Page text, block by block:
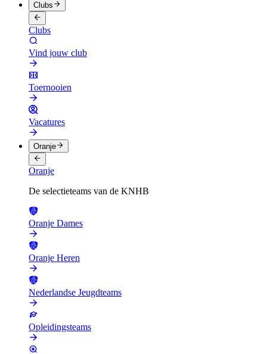
Clubs
Clubs
Vind jouw club
Toernooien
Vacatures
Oranje
Oranje
De selectieteams van de KNHB
Oranje Dames
Oranje Heren
Nederlandse Jeugdteams
Opleidingsteams